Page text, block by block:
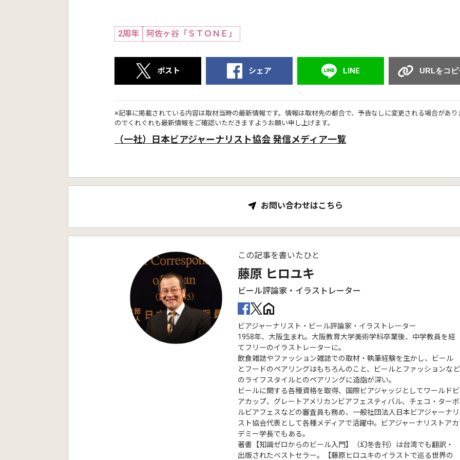
2周年 阿佐ヶ谷「ＳＴＯＮＥ」
ポスト シェア LINE URLをコピ
※記事に掲載されている内容は取材当時の最新情報です。情報は取材先の都合で、予告なしに変更される場合があり
のでくれぐれも最新情報をご確認いただきますようお願い申し上げます。
（一社）日本ビアジャーナリスト協会 発信メディア一覧
お問い合わせはこちら
この記事を書いたひと
藤原 ヒロユキ
ビール評論家・イラストレーター
ビアジャーナリスト・ビール評論家・イラストレーター
1958年、大阪生まれ。大阪教育大学美術学科卒業後、中学教員を経
てフリーのイラストレーターに。
飲食雑誌やファッション雑誌での取材・執筆経験を生かし、ビール
とフードのペアリングはもちろんのこと、ビールとファッションなど
のライフスタイルとのペアリングに造詣が深い。
ビールに関する各種資格を取得、国際ビアジャッジとしてワールドビ
アカップ、グレートアメリカンビアフェスティバル、チェコ・ターボ
ルビアフェスなどの審査員も務め、一般社団法人日本ビアジャーナリ
スト協会代表として各種メディアで活躍中。ビアジャーナリストアカ
デミー学長でもある。
著書【知識ゼロからのビール入門】（幻冬舎刊）は台湾でも翻訳・
出版されたベストセラー。【藤原ヒロユキのイラストで巡る世界の